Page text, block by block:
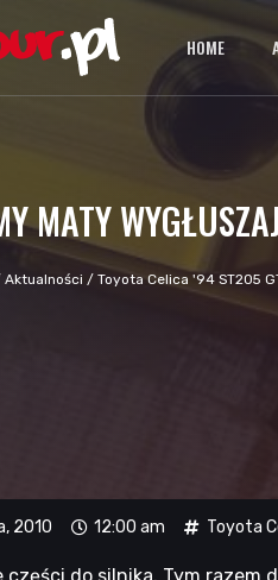
HOME
MATY
Aktualności / Toyota Celica '94 ST205
2010 12:00 am Toyota